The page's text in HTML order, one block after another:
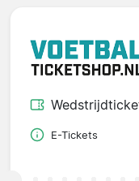
E-Tickets